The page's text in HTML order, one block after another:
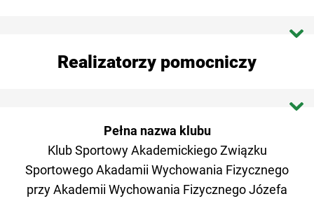
HPZ – harmonogramy po zmianach
PPZ_HY - plan po zmianach
AZS AWF Katowice
AZS AKF Kraków
Realizatorzy pomocniczy
AZS OŚ Szczecin
AZS UMK Toruń
Pełna nazwa klubu
Klub Sportowy Akademickiego Związku
Sportowego Akadamii Wychowania Fizycznego
przy Akademii Wychowania Fizycznego Józefa